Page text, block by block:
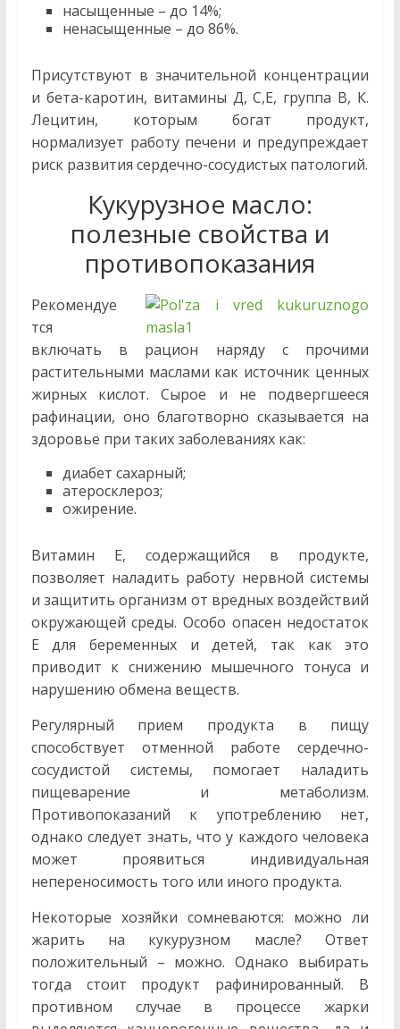
насыщенные – до 14%;
ненасыщенные – до 86%.
Присутствуют в значительной концентрации
и бета-каротин, витамины Д, С,Е, группа В, К.
Лецитин, которым богат продукт,
нормализует работу печени и предупреждает
риск развития сердечно-сосудистых патологий.
Кукурузное масло:
полезные свойства и
противопоказания
Рекомендуе
тся
включать в рацион наряду с прочими
растительными маслами как источник ценных
жирных кислот. Сырое и не подвергшееся
рафинации, оно благотворно сказывается на
здоровье при таких заболеваниях как:
диабет сахарный;
атеросклероз;
ожирение.
Витамин Е, содержащийся в продукте,
позволяет наладить работу нервной системы
и защитить организм от вредных воздействий
окружающей среды. Особо опасен недостаток
Е для беременных и детей, так как это
приводит к снижению мышечного тонуса и
нарушению обмена веществ.
Регулярный прием продукта в пищу
способствует отменной работе сердечно-
сосудистой системы, помогает наладить
пищеварение и метаболизм.
Противопоказаний к употреблению нет,
однако следует знать, что у каждого человека
может проявиться индивидуальная
непереносимость того или иного продукта.
Некоторые хозяйки сомневаются: можно ли
жарить на кукурузном масле? Ответ
положительный – можно. Однако выбирать
тогда стоит продукт рафинированный. В
противном случае в процессе жарки